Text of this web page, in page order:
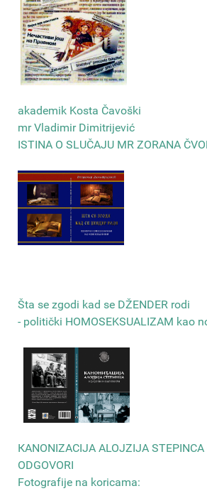
akademik Kosta Čavoški
mr Vladimir Dimitrijević
ISTINA O SLUČAJU MR ZORANA
Šta se zgodi kad se DŽENDER rodi
- politički HOMOSEKSUALIZAM kao
КANONIZACIJA ALOJZIJA STEPINCA
ODGOVORI
Fotografije na koricama: